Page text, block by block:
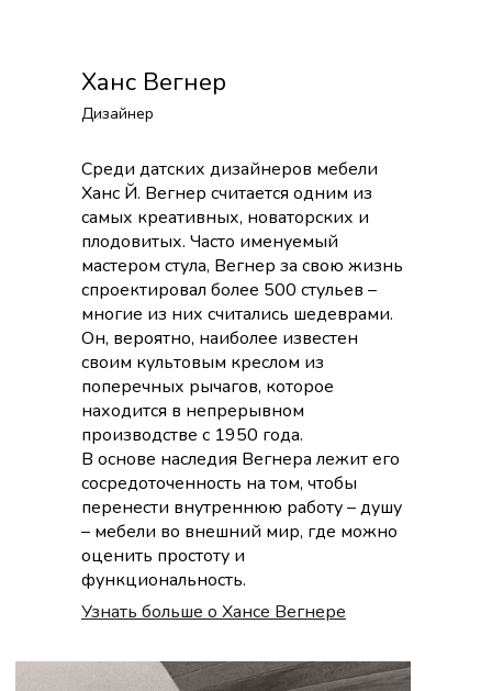
Ханс Вегнер
Среди датских дизайнеров мебели
Ханс Й. Вегнер считается одним из
самых креативных, новаторских и
плодовитых. Часто именуемый
мастером стула, Вегнер за свою жизнь
спроектировал более 500 стульев –
многие из них считались шедеврами.
Он, вероятно, наиболее известен
своим культовым креслом из
поперечных рычагов, которое
находится в непрерывном
производстве с 1950 года.
В основе наследия Вегнера лежит его
сосредоточенность на том, чтобы
перенести внутреннюю работу – душу
– мебели во внешний мир, где можно
оценить простоту и
функциональность.
Узнать больше о Хансе Вегнере
Дизайнер